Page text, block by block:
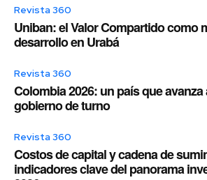
Revista 360
Uniban: el Valor Compartido como
desarrollo en Urabá
Revista 360
Colombia 2026: un país que avanza
gobierno de turno
Revista 360
Costos de capital y cadena de
indicadores clave del panorama